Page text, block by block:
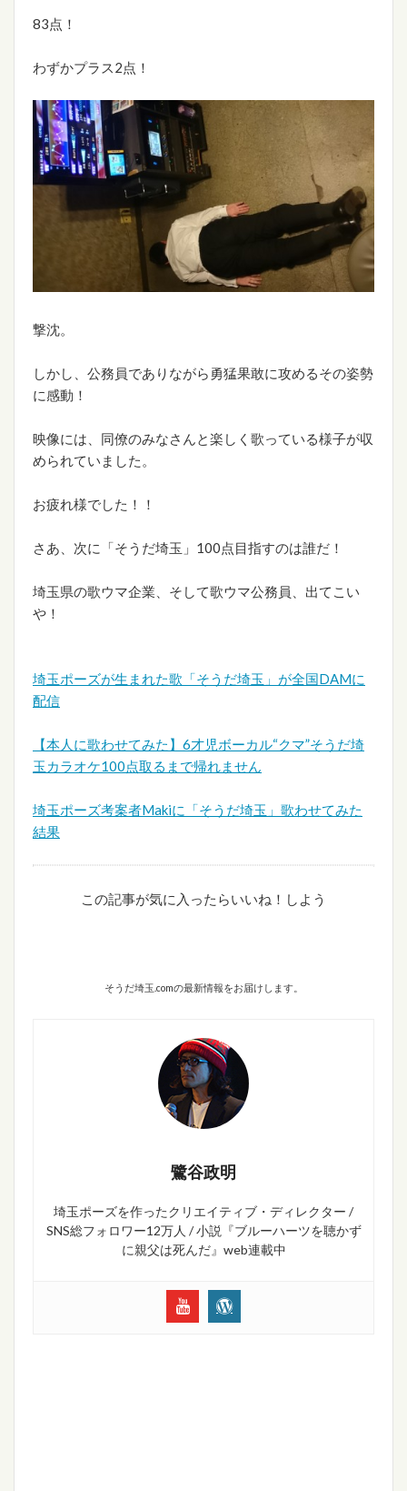
83点！
わずかプラス2点！
撃沈。
しかし、公務員でありながら勇猛果敢に攻めるその姿勢
に感動！
映像には、同僚のみなさんと楽しく歌っている様子が収
められていました。
お疲れ様でした！！
さあ、次に「そうだ埼玉」100点目指すのは誰だ！
埼玉県の歌ウマ企業、そして歌ウマ公務員、出てこい
や！
埼玉ポーズが生まれた歌「そうだ埼玉」が全国DAMに
配信
【本人に歌わせてみた】6才児ボーカル“クマ”そうだ埼
玉カラオケ100点取るまで帰れません
埼玉ポーズ考案者Makiに「そうだ埼玉」歌わせてみた
結果
この記事が気に入ったらいいね！しよう
そうだ埼玉.comの最新情報をお届けします。
鷺谷政明
埼玉ポーズを作ったクリエイティブ・ディレクター /
SNS総フォロワー12万人 / 小説『ブルーハーツを聴かず
に親父は死んだ』web連載中